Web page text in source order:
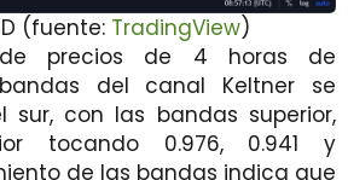
(fuente: TradingView)
precios de 4 horas de
bandas del canal Keltner se
sur, con las bandas superior,
tocando 0.976, 0.941 y
de las bandas indica que